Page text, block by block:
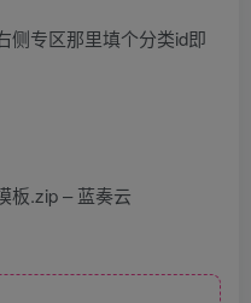
侧专区那里填个分类id即
板.zip – 蓝奏云